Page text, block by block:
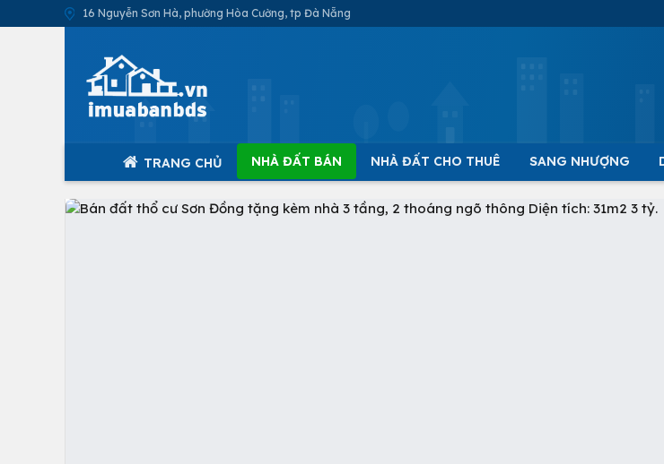
16 Nguyễn Sơn Hà, phường Hòa Cường, tp Đà Nẵng
TRANG CHỦ NHÀ ĐẤT BÁN NHÀ ĐẤT CHO THUÊ SANG NHƯỢNG